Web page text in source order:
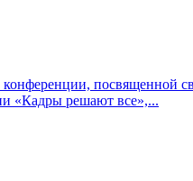
конференции,
«Кадры решают все»,...